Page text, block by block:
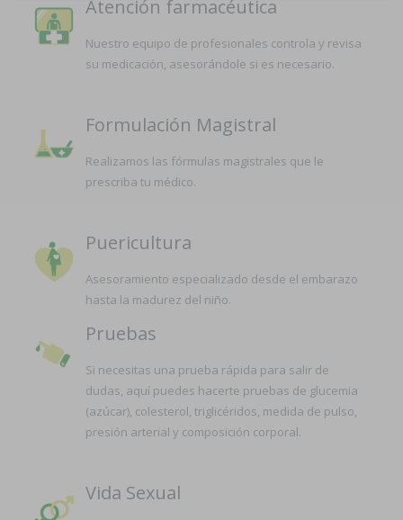
Atención farmacéutica
Nuestro equipo de profesionales controla y revisa
su medicación, asesorándole si es necesario.
Formulación Magistral
Realizamos las fórmulas magistrales que le
prescriba tu médico.
Puericultura
Asesoramiento especializado desde el embarazo
hasta la madurez del niño.
Pruebas
Si necesitas una prueba rápida para salir de
dudas, aquí puedes hacerte pruebas de glucemia
(azúcar), colesterol, triglicéridos, medida de pulso,
presión arterial y composición corporal.
Vida Sexual